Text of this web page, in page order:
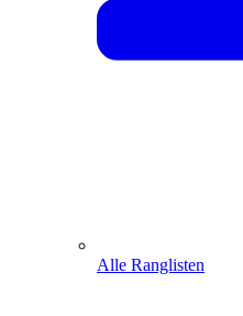
Alle Ranglisten